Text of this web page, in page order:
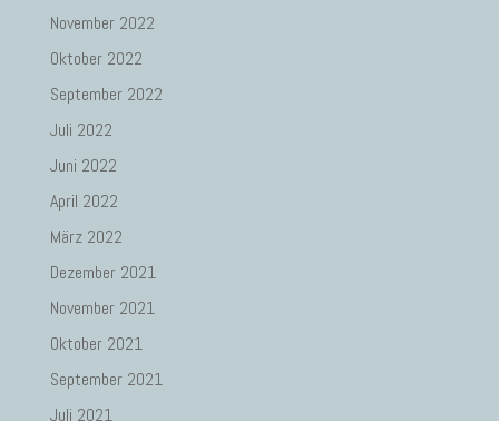
November 2022
Oktober 2022
September 2022
Juli 2022
Juni 2022
April 2022
März 2022
Dezember 2021
November 2021
Oktober 2021
September 2021
Juli 2021